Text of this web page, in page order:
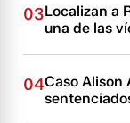
03Localizan a
una de las
04Caso Alison